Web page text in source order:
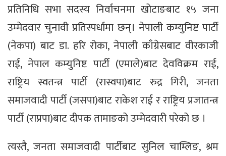
प्रतिनिधि सभा सदस्य निर्वाचनमा खोटाङबाट १५ जना
उम्मेदवार चुनावी प्रतिस्पर्धामा छन्। नेपाली कम्युनिष्ट पार्टी
(नेकपा) बाट डा. हरि रोका, नेपाली काँग्रेसबाट वीरकाजी
राई, नेपाल कम्युनिष्ट पार्टी (एमाले)बाट देवविक्रम राई,
राष्ट्रिय स्वतन्त्र पार्टी (रास्वपा)बाट रुद्र गिरी, जनता
समाजवादी पार्टी (जसपा)बाट राकेश राई र राष्ट्रिय प्रजातन्त्र
पार्टी (राप्रपा)बाट दीपक तामाङको उम्मेदवारी परेको छ ।
त्यस्तै, जनता समाजवादी पार्टीबाट सुनिल चाम्लिङ, श्रम